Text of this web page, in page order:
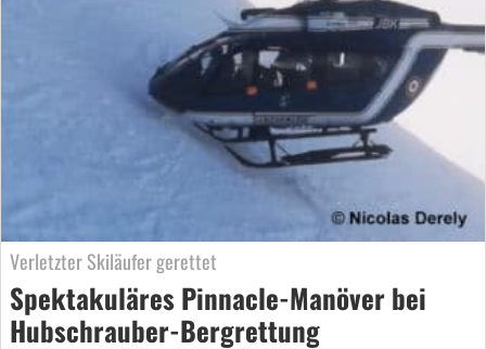
Verletzter Skiläufer gerettet
Spektakuläres Pinnacle-Manöver bei
Hubschrauber-Bergrettung